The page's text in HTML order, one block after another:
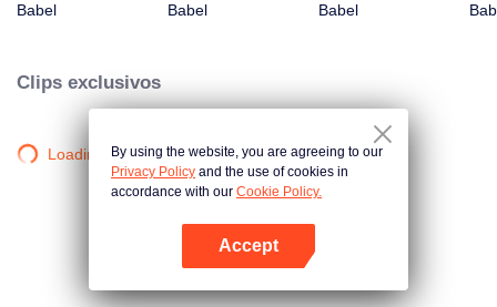
Babel
Babel
Babel
Clips exclusivos
Loading…By using the website, you are agreeing to our
Privacy Policy and the use of cookies in
accordance with our Cookie Policy.
Accept